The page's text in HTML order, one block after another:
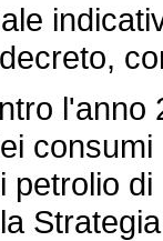
l'anno
petrolio